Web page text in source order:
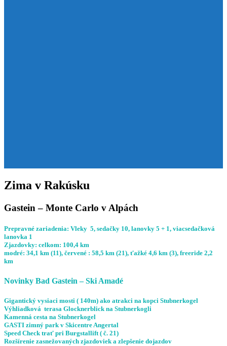
Zima v Rakúsku
Gastein – Monte Carlo v Alpách
Prepravné zariadenia: Vleky 5, sedačky 10, lanovky 5 + 1, viacsedačková
lanovka 1
Zjazdovky: celkom: 100,4 km
modré: 34,1 km (11), červené : 58,5 km (21), ťažké 4,6 km (3), freeride 2,2
km
Novinky Bad Gastein – Ski Amadé
Gigantický vysiaci mosti ( 140m) ako atrakci na kopci Stubnerkogel
Výhliadková terasa Glocknerblick na Stubnerkogli
Kamenná cesta na Stubnerkogel
GASTI zimný park v Skicentre Angertal
Speed Check trať pri Burgstallift ( č. 21)
Rozšírenie zasnežovaných zjazdoviek a zlepšenie dojazdov